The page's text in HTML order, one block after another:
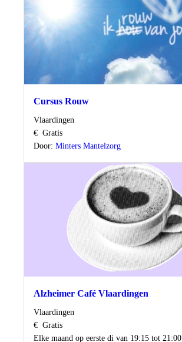
Cursus Rouw
Locatie
Vlaardingen
Kosten
€ Gratis
Door: Minters Mantelzorg
Alzheimer Café Vlaardingen
Locatie
Vlaardingen
Kosten
€ Gratis
Wanneer
Elke maand op eerste di van 19:15 tot 21:00